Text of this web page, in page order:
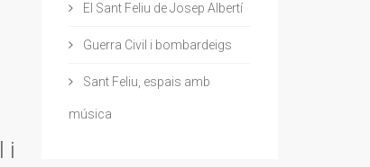
i
El Sant Feliu de Josep Albertí
Guerra Civil i bombardeigs
Sant Feliu, espais amb
música